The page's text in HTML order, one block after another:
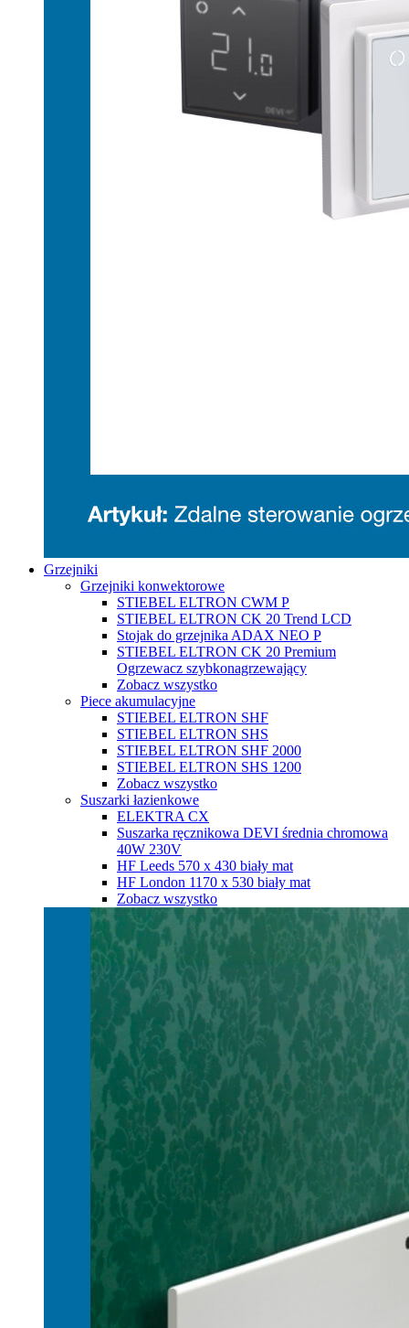
Grzejniki
Grzejniki konwektorowe
STIEBEL ELTRON CWM P
STIEBEL ELTRON CK 20 Trend LCD
Stojak do grzejnika ADAX NEO P
STIEBEL ELTRON CK 20 Premium
Ogrzewacz szybkonagrzewający
Zobacz wszystko
Piece akumulacyjne
STIEBEL ELTRON SHF
STIEBEL ELTRON SHS
STIEBEL ELTRON SHF 2000
STIEBEL ELTRON SHS 1200
Zobacz wszystko
Suszarki łazienkowe
ELEKTRA CX
Suszarka ręcznikowa DEVI średnia chromowa
40W 230V
HF Leeds 570 х 430 biały mat
HF London 1170 х 530 biały mat
Zobacz wszystko